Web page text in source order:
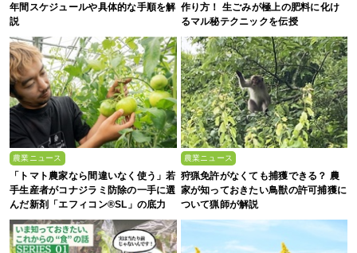
年間スケジュールや具体的な手順を解
説
作り方！ 生ごみが極上の肥料に化け
るマル秘テクニックを伝授
農業ニュース
「トマト農家なら間違いなく使う」若
手生産者がコナジラミ防除の一手に選
んだ新剤「エフィコン®SL」の底力
農業ニュース
狩猟免許がなくても捕獲できる？ 農
家が知っておきたい鳥獣の許可捕獲に
ついて猟師が解説